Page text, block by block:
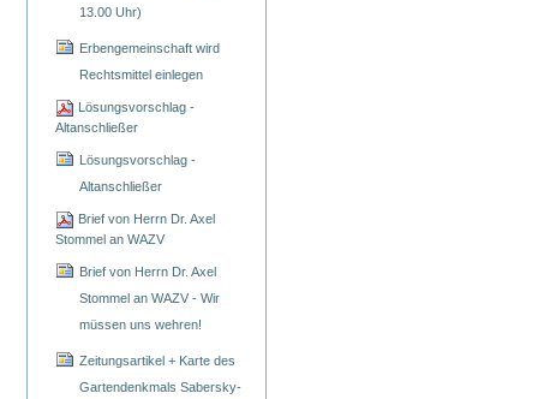
13.00 Uhr)
Erbengemeinschaft wird
Rechtsmittel einlegen
Lösungsvorschlag -
Altanschließer
Lösungsvorschlag -
Altanschließer
Brief von Herrn Dr. Axel
Stommel an WAZV
Brief von Herrn Dr. Axel
Stommel an WAZV - Wir
müssen uns wehren!
Zeitungsartikel + Karte des
Gartendenkmals Sabersky-